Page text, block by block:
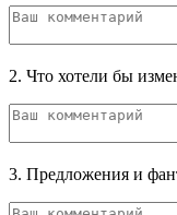
2. Что хотели бы
3. Предложения и